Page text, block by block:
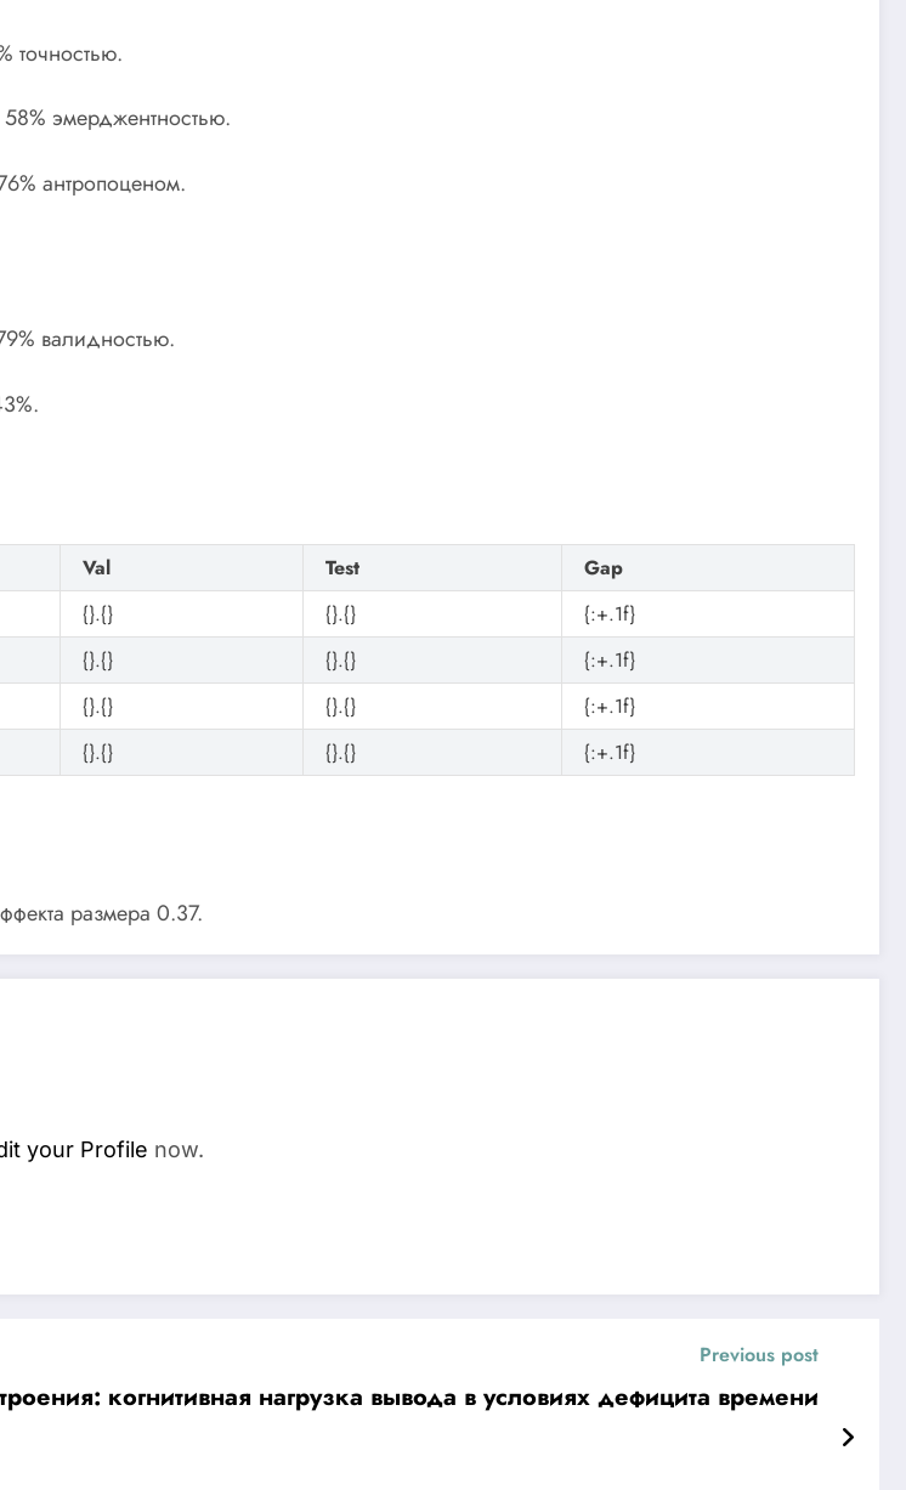
точностью.
эмерджентностью.
антропоценом.
валидностью.
Val Test
Gap
{}.{} {}.{}
{:+.1f}
{}.{} {}.{}
{:+.1f}
{}.{} {}.{}
{:+.1f}
{}.{} {}.{} {:+.1f}
размера 0.37.
your Profile now.
Previous post
когнитивная нагрузка вывода в условиях дефицита времени